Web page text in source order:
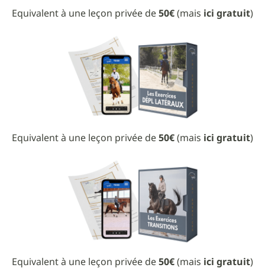
Equivalent à une leçon privée de50€(mais ici gratuit)
Equivalent à une leçon privée de50€(mais ici gratuit)
Equivalent à une leçon privée de50€(mais ici gratuit)